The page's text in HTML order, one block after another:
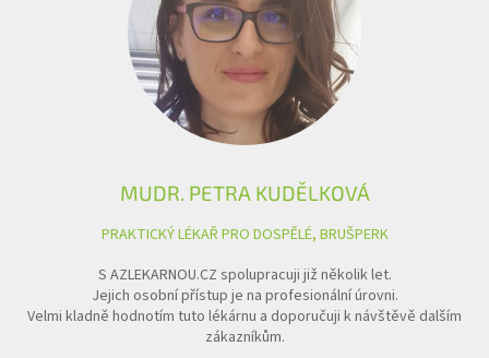
MUDR. PETRA KUDĚLKOVÁ
PRAKTICKÝ LÉKAŘ PRO DOSPĚLÉ, BRUŠPERK
S AZLEKARNOU.CZ spolupracuji již několik let.
Jejich osobní přístup je na profesionální úrovni.
Velmi kladně hodnotím tuto lékárnu a doporučuji k návštěvě dalším
zákazníkům.